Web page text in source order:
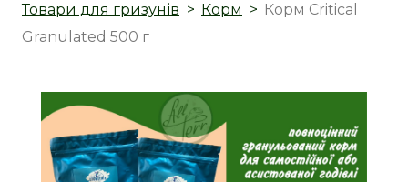
Товари для гризунів
Корм
Корм Critical
Granulated 500 г